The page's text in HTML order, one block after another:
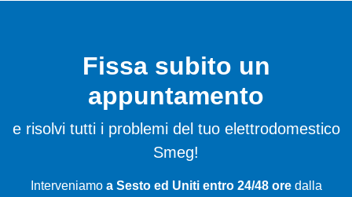
Fissa subito un
appuntamento
e risolvi tutti i problemi del tuo elettrodomestico
Smeg!
Interveniamo a Sesto ed Uniti entro 24/48 oredalla